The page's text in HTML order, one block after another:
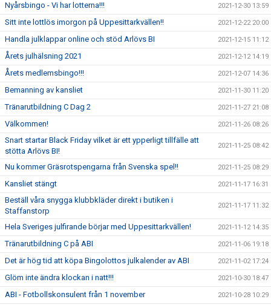
Nyårsbingo - Vi har lotterna!!! 2021-12-30 13:59
Sitt inte lottlös imorgon på Uppesittarkvällen!! 2021-12-22 20:00
Handla julklappar online och stöd Arlövs BI 2021-12-15 11:12
Årets julhälsning 2021 2021-12-12 14:19
Årets medlemsbingo!!! 2021-12-07 14:36
Bemanning av kansliet 2021-11-30 11:20
Tränarutbildning C Dag 2 2021-11-27 21:08
Välkommen! 2021-11-26 08:26
Snart startar Black Friday vilket är ett ypperligt tillfälle att
stötta Arlövs BI!
2021-11-25 08:42
Nu kommer Gräsrotspengarna från Svenska spel!! 2021-11-25 08:29
Kansliet stängt 2021-11-17 16:31
Beställ våra snygga klubbkläder direkt i butiken i
Staffanstorp
2021-11-17 11:32
Hela Sveriges julfirande börjar med Uppesittarkvällen! 2021-11-12 14:35
Tränarutbildning C på ABI 2021-11-06 19:18
Det är hög tid att köpa Bingolottos julkalender av ABI 2021-11-02 17:24
Glöm inte ändra klockan i natt!!! 2021-10-30 18:47
ABI - Fotbollskonsulent från 1 november 2021-10-28 10:29